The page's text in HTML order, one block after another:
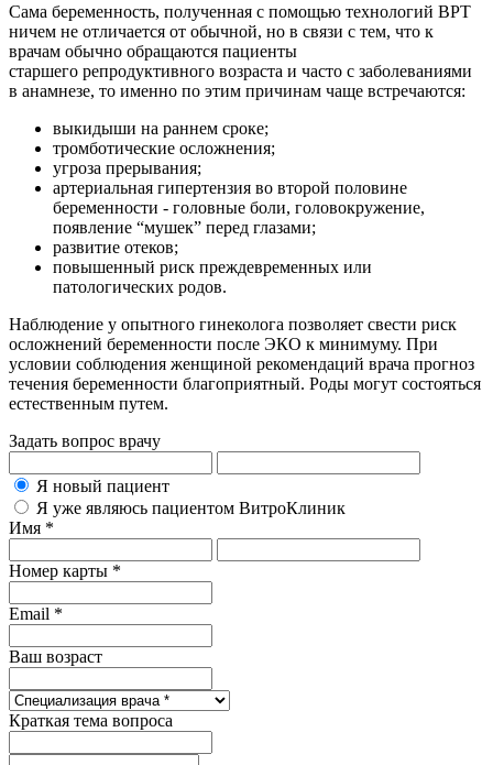
Сама беременность, полученная с помощью технологий ВРТ
ничем не отличается от обычной, но в связи с тем, что к
врачам обычно обращаются пациенты
старшего репродуктивного возраста и часто с заболеваниями
в анамнезе, то именно по этим причинам чаще встречаются:
выкидыши на раннем сроке;
тромботические осложнения;
угроза прерывания;
артериальная гипертензия во второй половине
беременности - головные боли, головокружение,
появление “мушек” перед глазами;
развитие отеков;
повышенный риск преждевременных или
патологических родов.
Наблюдение у опытного гинеколога позволяет свести риск
осложнений беременности после ЭКО к минимуму. При
условии соблюдения женщиной рекомендаций врача прогноз
течения беременности благоприятный. Роды могут состояться
естественным путем.
Задать вопрос врачу
Я новый пациент
Я уже являюсь пациентом ВитроКлиник
Имя *
Номер карты *
Email *
Ваш возраст
Краткая тема вопроса